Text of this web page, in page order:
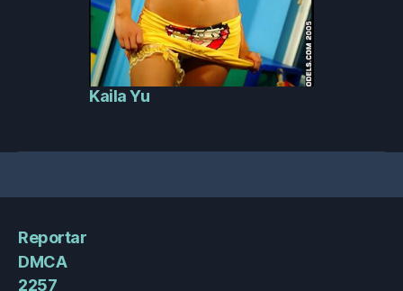
Kaila Yu
Reportar
DMCA
2257